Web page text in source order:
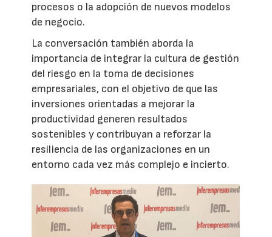
procesos o la adopción de nuevos modelos
de negocio.
La conversación también aborda la
importancia de integrar la cultura de gestión
del riesgo en la toma de decisiones
empresariales, con el objetivo de que las
inversiones orientadas a mejorar la
productividad generen resultados
sostenibles y contribuyan a reforzar la
resiliencia de las organizaciones en un
entorno cada vez más complejo e incierto.